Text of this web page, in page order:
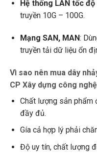
Hệ thống LAN tốc độ
truyền 10G – 100G.
Mạng SAN, MAN:
truyền tải dữ liệu ổn
Vì sao nên mua dây
CP Xây dựng công
Chất lượng sản phẩm
đầy đủ.
Gía cả hợp lý phải
Độ uy tín, chất lượng